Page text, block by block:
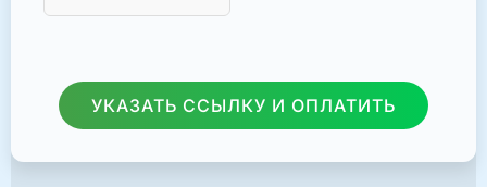
УКАЗАТЬ ССЫЛКУ И ОПЛАТИТЬ